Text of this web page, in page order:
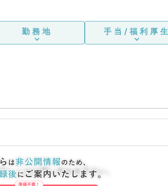
勤務地 手当/福利厚生
しくはお問い合わせ下さい。